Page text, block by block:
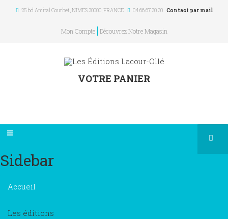
25 bd Amiral Courbet, NIMES 30000,FRANCE 04 66 67 30 30 Contact par mail
Mon Compte Découvrez Notre Magasin
VOTRE PANIER
Sidebar
Accueil
Les éditions